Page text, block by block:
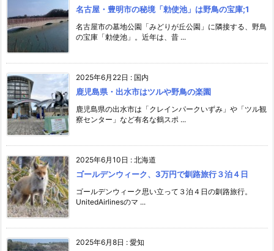
名古屋・豊明市の秘境「勅使池」は野鳥の宝庫;1
名古屋市の墓地公園「みどりが丘公園」に隣接する、野鳥
の宝庫「勅使池」。近年は、昔 ...
2025年6月22日 : 国内
鹿児島県・出水市はツルや野鳥の楽園
鹿児島県の出水市は「クレインパークいずみ」や「ツル観
察センター」など有名な鶴スポ ...
2025年6月10日 : 北海道
ゴールデンウィーク、3万円で釧路旅行３泊４日
ゴールデンウィーク思い立って３泊４日の釧路旅行。
UnitedAirlinesのマ ...
2025年6月8日 : 愛知